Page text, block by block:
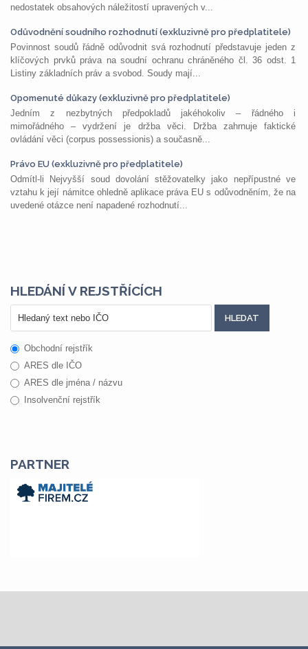
nedostatek obsahových náležitostí upravených v...
Odůvodnění soudního rozhodnutí (exkluzivně pro předplatitele)
Povinnost soudů řádně odůvodnit svá rozhodnutí představuje jeden z
klíčových prvků práva na soudní ochranu chráněného čl. 36 odst. 1
Listiny základních práv a svobod. Soudy mají...
Opomenuté důkazy (exkluzivně pro předplatitele)
Jedním z nezbytných předpokladů jakéhokoliv – řádného i
mimořádného – vydržení je držba věci. Držba zahrnuje faktické
ovládání věci (corpus possessionis) a současně...
Právo EU (exkluzivně pro předplatitele)
Odmítl-li Nejvyšší soud dovolání stěžovatelky jako nepřípustné ve
vztahu k její námitce ohledně aplikace práva EU s odůvodněním, že na
uvedené otázce není napadené rozhodnutí...
HLEDÁNÍ V REJSTŘÍCÍCH
Obchodní rejstřík
ARES dle IČO
ARES dle jména / názvu
Insolvenční rejstřík
PARTNER